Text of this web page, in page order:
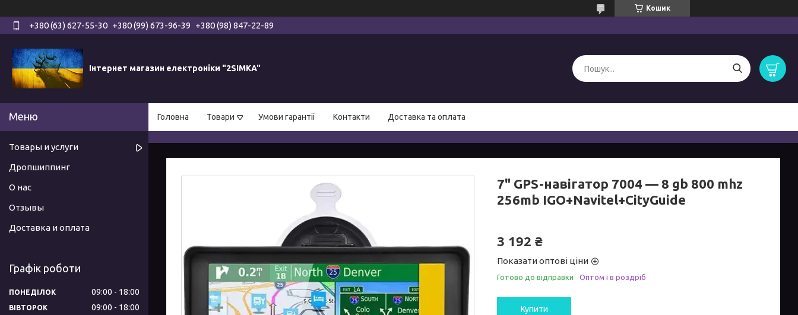
Кошик
+380 (63) 627-55-30 +380 (99) 673-96-39 +380 (98) 847-22-89
Інтернет магазин електроніки "2SIMKA"
Головна Товари Умови гарантії Контакти Доставка та оплата
7" GPS-навігатор 7004 — 8 gb 800 mhz
256mb IGO+Navitel+CityGuide
3 192 ₴
Показати оптові ціни
Готово до відправки Оптом і в роздріб
Купити
Товары и услуги
Дропшиппинг
О нас
Отзывы
Доставка и оплата
Графік роботи
ПОНЕДІЛОК 09:00 18:00
ВІВТОРОК 09:00 18:00